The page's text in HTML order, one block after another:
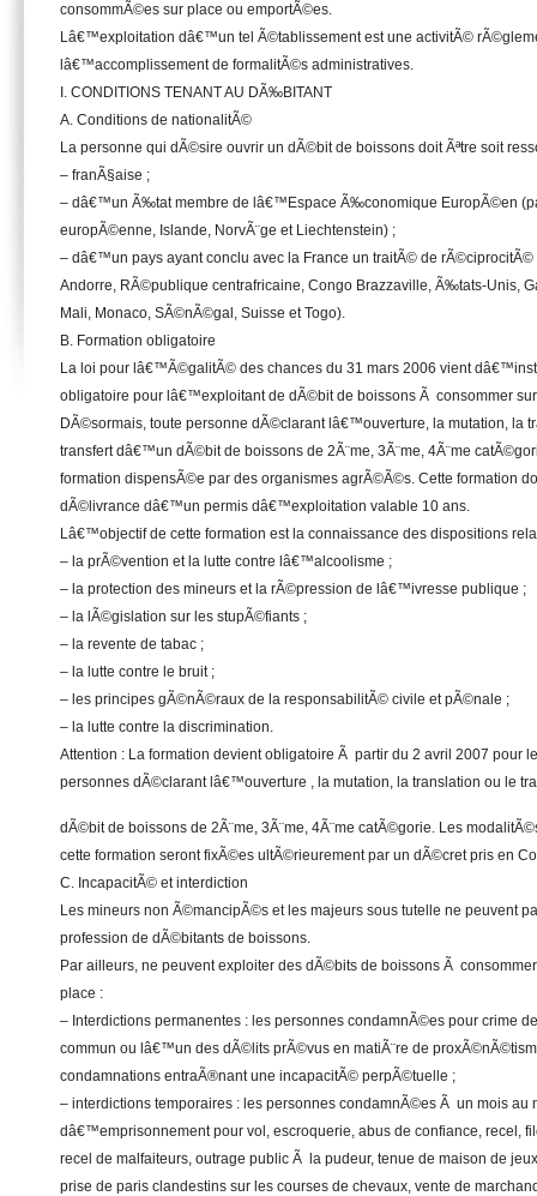
consommÃ©es sur place ou emportÃ©es.
Lâ€™exploitation dâ€™un tel Ã©tablissement est une activitÃ©
lâ€™accomplissement de formalitÃ©s administratives.
I. CONDITIONS TENANT AU DÃ‰BITANT
A. Conditions de nationalitÃ©
La personne qui dÃ©sire ouvrir un dÃ©bit de boissons doit Ãªtre soit
– franÃ§aise ;
– dâ€™un Ã‰tat membre de lâ€™Espace Ã‰conomique EuropÃ©en
europÃ©enne, Islande, NorvÃ¨ge et Liechtenstein) ;
– dâ€™un pays ayant conclu avec la France un traitÃ© de
Andorre, RÃ©publique centrafricaine, Congo Brazzaville, Ã‰tats-Unis,
Mali, Monaco, SÃ©nÃ©gal, Suisse et Togo).
B. Formation obligatoire
La loi pour lâ€™Ã©galitÃ© des chances du 31 mars 2006 vient
obligatoire pour lâ€™exploitant de dÃ©bit de boissons Ã consommer
DÃ©sormais, toute personne dÃ©clarant lâ€™ouverture, la mutation, la
transfert dâ€™un dÃ©bit de boissons de 2Ã¨me, 3Ã¨me, 4Ã¨me
formation dispensÃ©e par des organismes agrÃ©Ã©s. Cette formation
dÃ©livrance dâ€™un permis dâ€™exploitation valable 10 ans.
Lâ€™objectif de cette formation est la connaissance des dispositions
– la prÃ©vention et la lutte contre lâ€™alcoolisme ;
– la protection des mineurs et la rÃ©pression de lâ€™ivresse publique ;
– la lÃ©gislation sur les stupÃ©fiants ;
– la revente de tabac ;
– la lutte contre le bruit ;
– les principes gÃ©nÃ©raux de la responsabilitÃ© civile et pÃ©nale ;
– la lutte contre la discrimination.
Attention : La formation devient obligatoire Ã partir du 2 avril 2007 pour
personnes dÃ©clarant lâ€™ouverture , la mutation, la translation ou le
dÃ©bit de boissons de 2Ã¨me, 3Ã¨me, 4Ã¨me catÃ©gorie. Les
cette formation seront fixÃ©es ultÃ©rieurement par un dÃ©cret pris en
C. IncapacitÃ© et interdiction
Les mineurs non Ã©mancipÃ©s et les majeurs sous tutelle ne peuvent
profession de dÃ©bitants de boissons.
Par ailleurs, ne peuvent exploiter des dÃ©bits de boissons Ã
place :
– Interdictions permanentes : les personnes condamnÃ©es pour crime
commun ou lâ€™un des dÃ©lits prÃ©vus en matiÃ¨re de
condamnations entraÃ®nant une incapacitÃ© perpÃ©tuelle ;
– interdictions temporaires : les personnes condamnÃ©es Ã un mois au
dâ€™emprisonnement pour vol, escroquerie, abus de confiance, recel,
recel de malfaiteurs, outrage public Ã la pudeur, tenue de maison de
prise de paris clandestins sur les courses de chevaux, vente de